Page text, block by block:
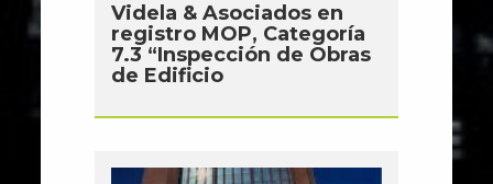
Videla & Asociados en
registro MOP, Categoría
7.3 “Inspección de Obras
de Edificio